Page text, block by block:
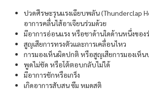
ปวดศีรษะรุนแรงเฉียบพลัน (Thunderclap
อาการคลื่นไส้อาเจียนร่วมด้วย
มีอาการอ่อนแรง หรือชาด้านใดด้านหนึ่งของ
สูญเสียการทรงตัวและการเคลื่อนไหว
การมองเห็นผิดปกติ หรือสูญเสียการมองเห็น
พูดไม่ชัด หรือโต้ตอบกลับไม่ได้
มีอาการชักหรือเกร็ง
เกิดอาการสับสน ซึม หมดสติ